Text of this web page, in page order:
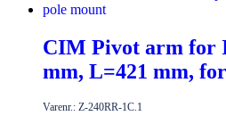
CIM Pivot arm for
mm, L=421 mm,
Varenr.: Z-240RR-1C.1